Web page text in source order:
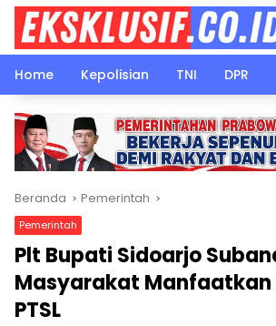
Langsung
konten
Home
Kepolisian TNI DPR
Beranda Pemerintah
Pemerintah
Plt Bupati Sidoarjo
Masyarakat Manfaatkan
PTSL